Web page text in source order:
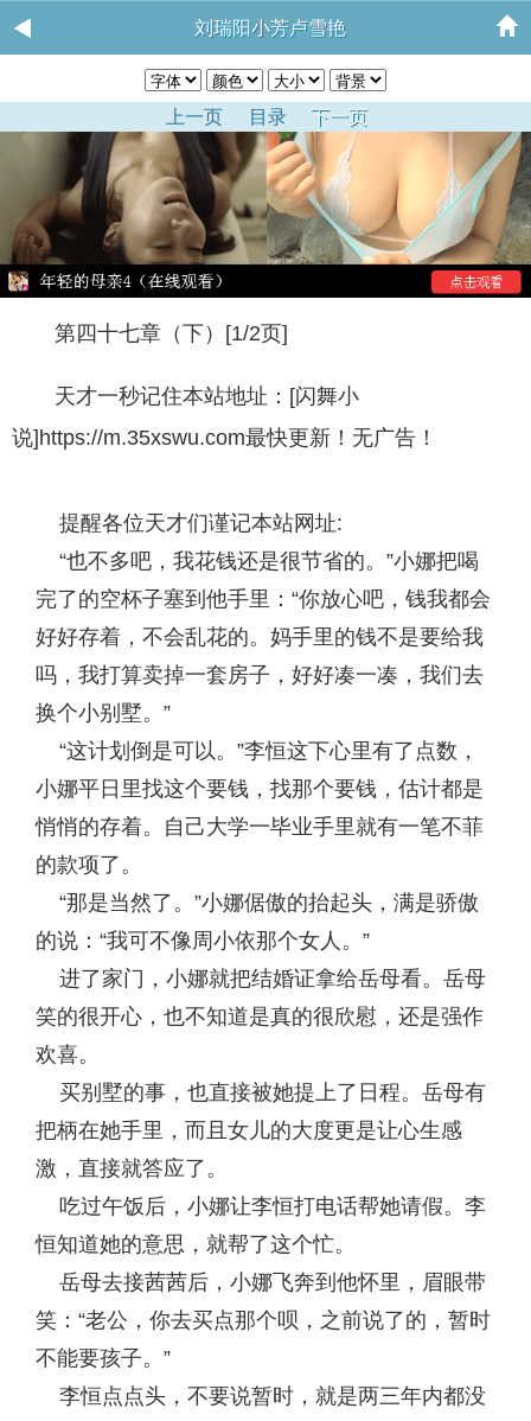
刘瑞阳小芳卢雪艳
上一页 目录 下一页
第四十七章（下）[1/2页]
天才一秒记住本站地址：[闪舞小
说]https://m.35xswu.com最快更新！无广告！
提醒各位天才们谨记本站网址:
“也不多吧，我花钱还是很节省的。”小娜把喝
完了的空杯子塞到他手里：“你放心吧，钱我都会
好好存着，不会乱花的。妈手里的钱不是要给我
吗，我打算卖掉一套房子，好好凑一凑，我们去
换个小别墅。”
“这计划倒是可以。”李恒这下心里有了点数，
小娜平日里找这个要钱，找那个要钱，估计都是
悄悄的存着。自己大学一毕业手里就有一笔不菲
的款项了。
“那是当然了。”小娜倨傲的抬起头，满是骄傲
的说：“我可不像周小依那个女人。”
进了家门，小娜就把结婚证拿给岳母看。岳母
笑的很开心，也不知道是真的很欣慰，还是强作
欢喜。
买别墅的事，也直接被她提上了日程。岳母有
把柄在她手里，而且女儿的大度更是让心生感
激，直接就答应了。
吃过午饭后，小娜让李恒打电话帮她请假。李
恒知道她的意思，就帮了这个忙。
岳母去接茜茜后，小娜飞奔到他怀里，眉眼带
笑：“老公，你去买点那个呗，之前说了的，暂时
不能要孩子。”
李恒点点头，不要说暂时，就是两三年内都没